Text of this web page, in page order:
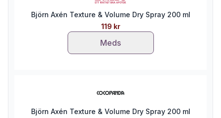
Björn Axén Texture & Volume Dry Spray 200 ml
119 kr
Meds
Björn Axén Texture & Volume Dry Spray 200 ml